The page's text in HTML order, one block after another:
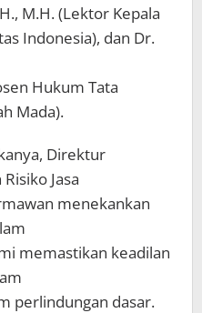
M.H. (Lektor Kepala
Indonesia), dan Dr.
Hukum Tata
Mada).
Direktur
Jasa
menekankan
memastikan keadilan
perlindungan dasar.